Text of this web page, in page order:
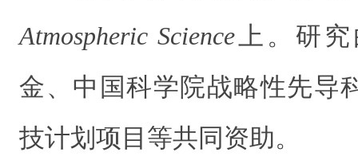
Atmospheric Science 上。 研
金、中国科学院战略性先导
技计划项目等共同资助。